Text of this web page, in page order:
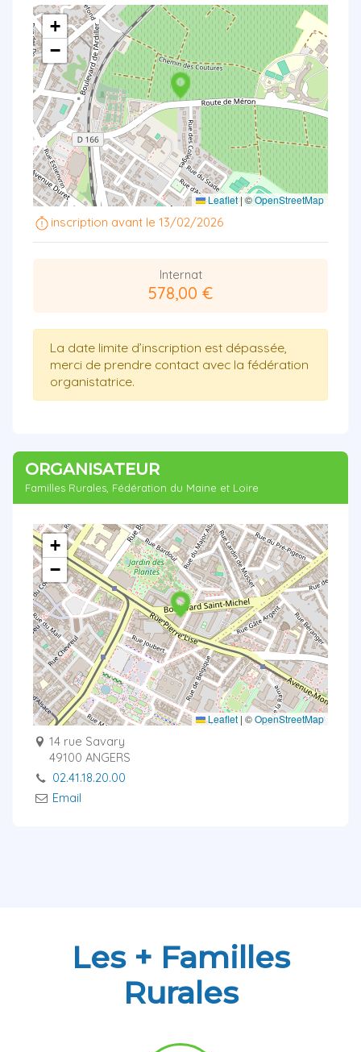
+
−
Leaflet |©OpenStreetMap
inscription avant le 13/02/2026
Internat
578,00 €
La date limite d’inscription est dépassée,
merci de prendre contact avec la fédération
organistatrice.
ORGANISATEUR
Familles Rurales, Fédération du Maine et Loire
+
−
Leaflet | ©OpenStreetMap
14 rue Savary
49100 ANGERS
02.41.18.20.00
Email
Les + Familles
Rurales